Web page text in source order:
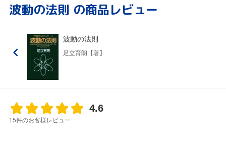
波動の法則 の商品レビュー
波動の法則
足立育朗【著】
4.6
15件のお客様レビュー